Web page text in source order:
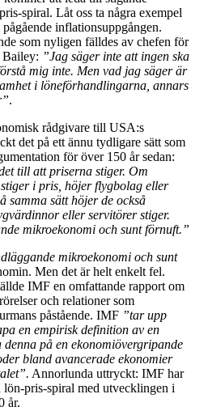
spiral. Låt oss ta några exempel
inflationsuppgången.
som nyligen fälldes av chefen för
”Jag säger inte att ingen ska
mig inte. Men vad jag säger är
i löneförhandlingarna, annars
.
rådgivare till USA:s
det på ett ännu tydligare sätt som
för över 150 år sedan:
till att priserna stiger. Om
i pris, höjer flygbolag eller
samma sätt höjer de också
eller servitörer stiger.
mikroekonomi och sunt förnuft.”
mikroekonomi och sunt
Men det är helt enkelt fel.
IMF en omfattande rapport om
och relationer som
påstående. IMF ”tar upp
en empirisk definition av en
på en ekonomiövergripande
bland avancerade ekonomier
Annorlunda uttryckt: IMF har
pris-spiral med utvecklingen i
år.